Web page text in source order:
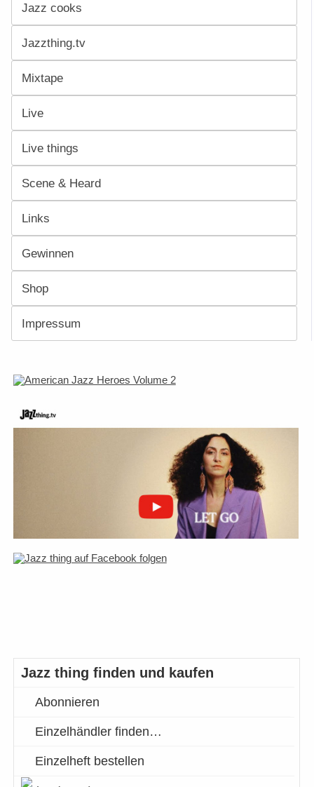
Jazz cooks
Jazzthing.tv
Mixtape
Live
Live things
Scene & Heard
Links
Gewinnen
Shop
Impressum
Jazz thing finden und kaufen
Abonnieren
Einzelhändler finden…
Einzelheft bestellen